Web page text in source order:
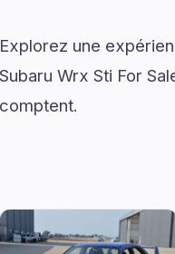
Explorez une
Subaru Wrx Sti For
comptent.